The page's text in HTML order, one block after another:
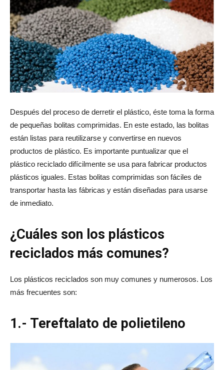
Después del proceso de derretir el plástico, éste toma la forma
de pequeñas bolitas comprimidas. En este estado, las bolitas
están listas para reutilizarse y convertirse en nuevos
productos de plástico. Es importante puntualizar que el
plástico reciclado difícilmente se usa para fabricar productos
plásticos iguales. Estas bolitas comprimidas son fáciles de
transportar hasta las fábricas y están diseñadas para usarse
de inmediato.
¿Cuáles son los plásticos
reciclados más comunes?
Los plásticos reciclados son muy comunes y numerosos. Los
más frecuentes son:
1.- Tereftalato de polietileno